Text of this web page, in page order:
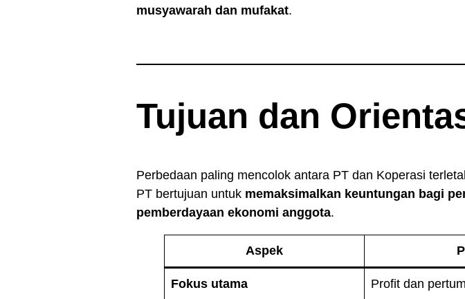
musyawarah dan mufakat.
Tujuan dan
Perbedaan paling mencolok antara PT dan Koperasi
PT bertujuan untuk memaksimalkan keuntungan bagi
pemberdayaan ekonomi anggota.
Aspek
Fokus utama Profit dan